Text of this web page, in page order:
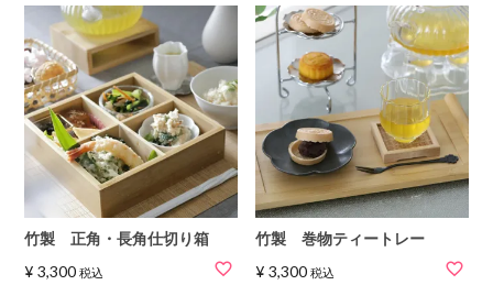
竹製 正角・長角仕切り箱
¥ 3,300 税込
竹製 巻物ティートレー
¥ 3,300 税込